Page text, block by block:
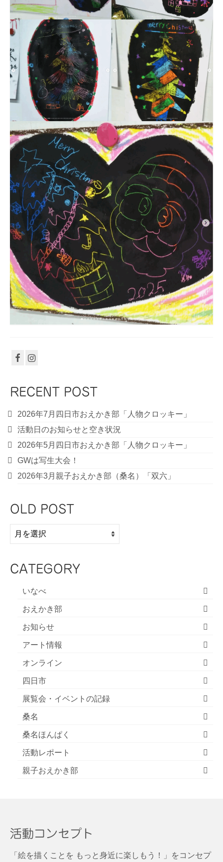
RECENT POST
2026年7月四日市おえかき部「人物クロッキー」
活動日のお知らせと空き状況
2026年5月四日市おえかき部「人物クロッキー」
GWは写生大会！
2026年3月親子おえかき部（桑名）「双六」
OLD POST
OLD
POST
CATEGORY
いなべ
おえかき部
お知らせ
アート情報
オンライン
四日市
展覧会・イベントの記録
桑名
桑名ほんぱく
活動レポート
親子おえかき部
活動コンセプト
「絵を描くことを もっと身近に楽しもう！」をコンセプ